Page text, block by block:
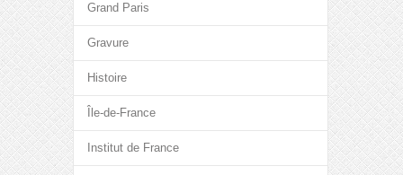
Grand Paris
Gravure
Histoire
Île-de-France
Institut de France